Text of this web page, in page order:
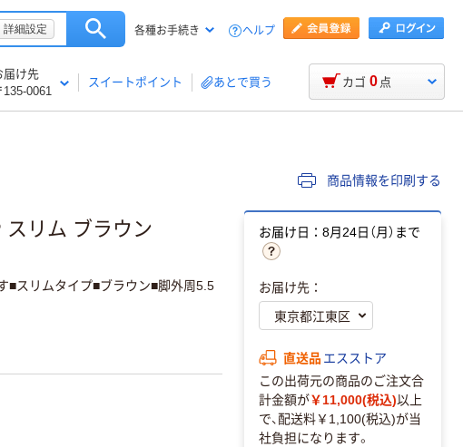
詳細設定 各種お手続き ヘルプ
届け先
135-0061
スイートポイント あとで買う カゴ 0 点
商品情報を印刷する
スリム ブラウン
■スリムタイプ■ブラウン■脚外周5.5
お届け日：8月24日（月）まで
お届け先：
直送品 エスストア
この出荷元の商品のご注文合
計金額が￥11,000(税込)以上
で、配送料￥1,100(税込)が当
社負担になります。